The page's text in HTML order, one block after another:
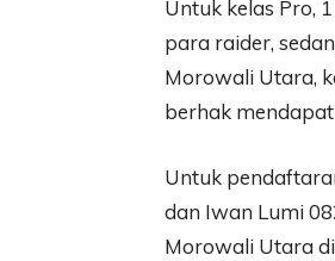
Untuk kelas Pro,
para raider,
Morowali Utara,
berhak
Untuk
dan Iwan Lumi
Morowali Utara